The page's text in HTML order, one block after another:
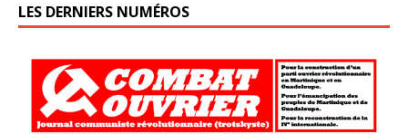
LES DERNIERS NUMÉROS